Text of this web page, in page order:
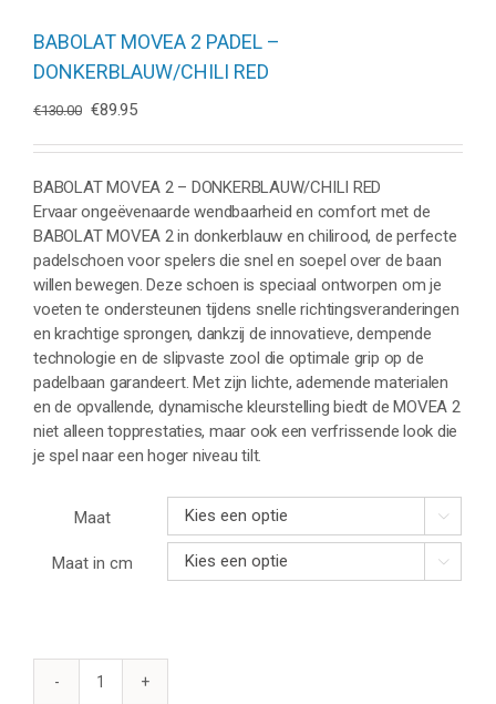
BABOLAT MOVEA 2 PADEL –
DONKERBLAUW/CHILI RED
€130.00 Oorspronkelijke
was:
€130.00.
€89.95Huidige
is:
€89.95.
BABOLAT MOVEA 2 – DONKERBLAUW/CHILI RED
Ervaar ongeëvenaarde wendbaarheid en comfort met de
BABOLAT MOVEA 2 in donkerblauw en chilirood, de perfecte
padelschoen voor spelers die snel en soepel over de baan
willen bewegen. Deze schoen is speciaal ontworpen om je
voeten te ondersteunen tijdens snelle richtingsveranderingen
en krachtige sprongen, dankzij de innovatieve, dempende
technologie en de slipvaste zool die optimale grip op de
padelbaan garandeert. Met zijn lichte, ademende materialen
en de opvallende, dynamische kleurstelling biedt de MOVEA 2
niet alleen topprestaties, maar ook een verfrissende look die
je spel naar een hoger niveau tilt.
Maat 
Maat in cm 
BABOLAT